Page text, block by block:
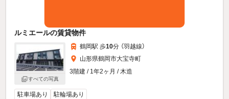
ルミエールの賃貸物件
すべての写真
鶴岡駅 歩10分 （羽越線）
山形県鶴岡市大宝寺町
3階建 / 1年2ヶ月 / 木造
駐車場あり 駐輪場あり